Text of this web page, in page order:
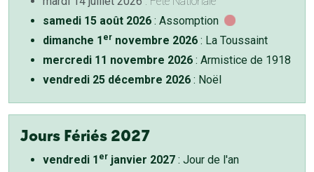
samedi 15 août 2026 : Assomption
dimanche 1 er novembre 2026 : La Toussaint
mercredi 11 novembre 2026 : Armistice de 1918
vendredi 25 décembre 2026 : Noël
Jours Fériés 2027
vendredi 1 er janvier 2027 : Jour de l'an